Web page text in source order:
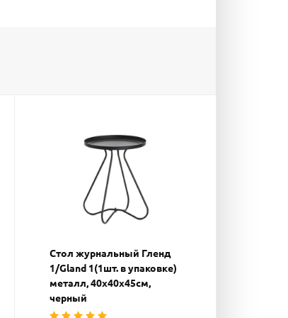
Стол журнальный Гленд
1/Gland 1(1шт. в упаковке)
металл, 40х40х45см,
черный